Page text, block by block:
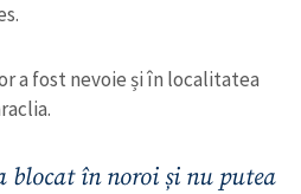
a fost nevoie și în localitatea
blocat în noroi și nu putea